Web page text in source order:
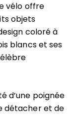
vélo offre
objets
coloré à
blancs et ses
d’une poignée
détacher et de